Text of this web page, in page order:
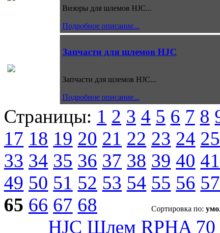
Визоры для шлемов HJC...
Подробное описание...
Запчасти для шлемов HJC
Запчасти для шлемов HJC...
Подробное описание...
Страницы: 1 2 3 4 5 6 7 8
17 18 19 20 21 22 23 24 25
33 34 35 36 37 38 39 40 41
49 50 51 52 53 54 55 56 57
65 66 67 68 Сортировка по:
HJC Шлем RPHA